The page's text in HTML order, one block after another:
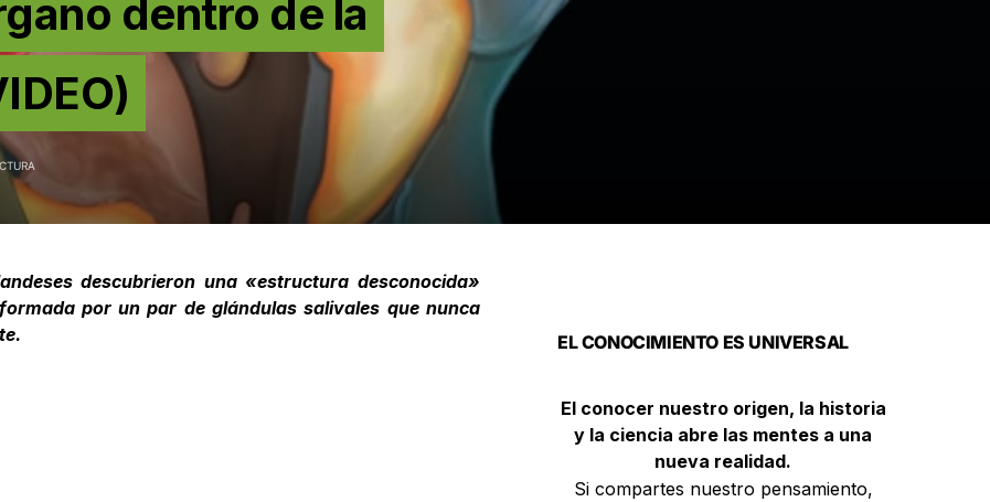
dentro de la
descubrieron una «estructura desconocida»
por un par de glándulas salivales que nunca
EL CONOCIMIENTO ES UNIVERSAL
El conocer nuestro origen, la historia
y la ciencia abre las mentes a una
nueva realidad.
Si compartes nuestro pensamiento,